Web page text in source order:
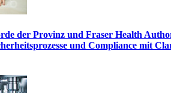
der Provinz und Fraser Health
und Compliance mit